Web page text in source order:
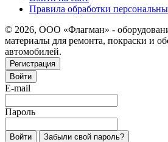
Правила обработки
© 2026, ООО «Флагман» -
материалы для ремонта, покраски и
автомобилей.
Регистрация
Войти
E-mail
Пароль
Войти
Забыли свой пароль?